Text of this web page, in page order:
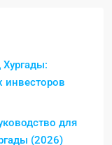
инвесторов
для
(2026)